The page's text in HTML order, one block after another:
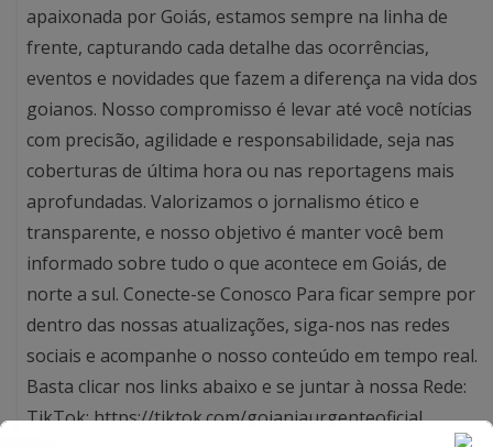
apaixonada por Goiás, estamos sempre na linha de
frente, capturando cada detalhe das ocorrências,
eventos e novidades que fazem a diferença na vida dos
goianos. Nosso compromisso é levar até você notícias
com precisão, agilidade e responsabilidade, seja nas
coberturas de última hora ou nas reportagens mais
aprofundadas. Valorizamos o jornalismo ético e
transparente, e nosso objetivo é manter você bem
informado sobre tudo o que acontece em Goiás, de
norte a sul. Conecte-se Conosco Para ficar sempre por
dentro das nossas atualizações, siga-nos nas redes
sociais e acompanhe o nosso conteúdo em tempo real.
Basta clicar nos links abaixo e se juntar à nossa Rede:
TikTok: https://tiktok.com/goianiaurgenteoficial